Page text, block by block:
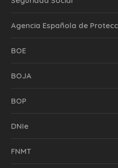
Agencia Española de
BOE
BOJA
BOP
DNIe
FNMT